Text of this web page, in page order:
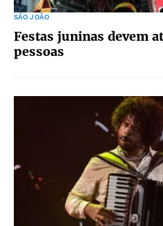
SÃO JOÃO
Festas juninas devem
pessoas